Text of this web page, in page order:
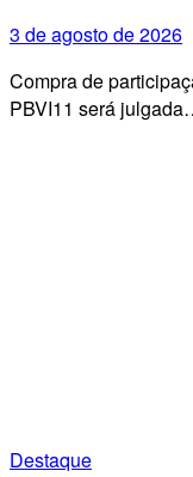
3 de agosto de 2026
Compra de
PBVI11 será
Destaque